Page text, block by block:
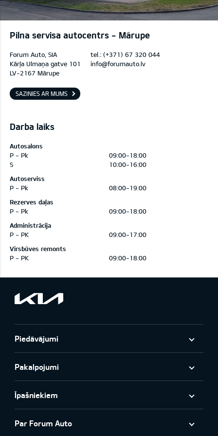
Pilna servisa autocentrs - Mārupe
Forum Auto, SIA
Kārļa Ulmaņa gatve 101
LV-2167 Mārupe
tel.: (+371) 67 320 044
info@forumauto.lv
SAZINIES AR MUMS
Darba laiks
Autosalons
P - Pk
09:00-18:00
S
10:00-16:00
Autoserviss
P - Pk
08:00-19:00
Rezerves daļas
P - Pk
09:00-18:00
Administrācija
P - PK
09:00-17:00
Virsbūves remonts
P - PK
09:00-18:00
Piedāvājumi
Pakalpojumi
Īpašniekiem
Par Forum Auto